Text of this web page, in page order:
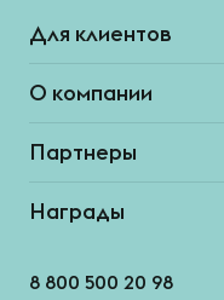
Для клиентов
О компании
Партнеры
Награды
8 800 500 20 98